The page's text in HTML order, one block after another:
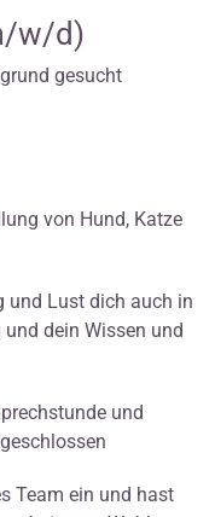
w/d)
gesucht
von Hund, Katze
und Lust dich auch in
dein Wissen und
und
Team ein und hast